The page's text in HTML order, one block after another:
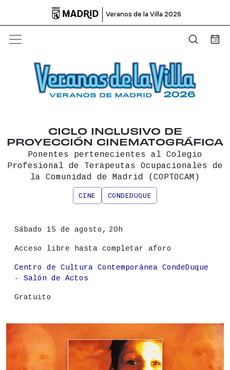
 Veranos de la Villa 2026
Abrir
CICLO INCLUSIVO DE
PROYECCIÓN CINEMATOGRÁFICA
Ponentes pertenecientes al Colegio
Profesional de Terapeutas Ocupacionales de
la Comunidad de Madrid (COPTOCAM)
CINE
CONDEDUQUE
Información principal del
Fecha
Sábado 15 de agosto, 20h
Acceso libre hasta completar aforo
Lugar
Centro de Cultura Contemporánea CondeDuque
- Salón de Actos
Precio
Gratuito